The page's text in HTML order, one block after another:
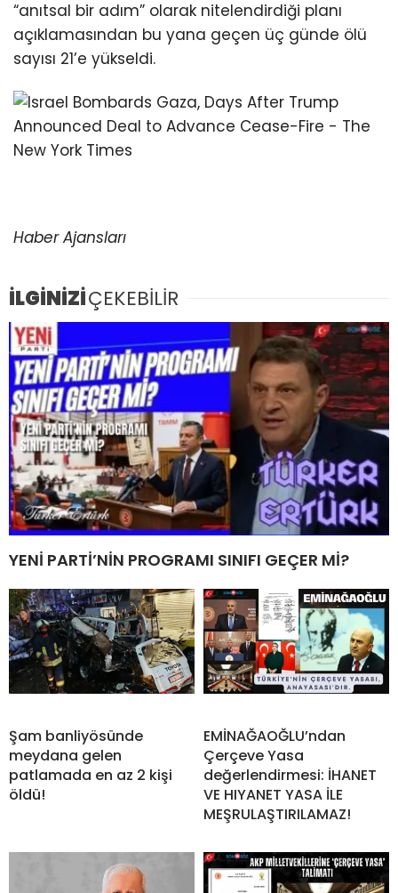
“anıtsal bir adım” olarak nitelendirdiği planı
açıklamasından bu yana geçen üç günde ölü
sayısı 21’e yükseldi.
Haber Ajansları
İLGİNİZİÇEKEBİLİR
YENİ PARTİ’NİN PROGRAMI SINIFI GEÇER Mİ?
Şam banliyösünde
meydana gelen
patlamada en az 2 kişi
öldü!
EMİNAĞAOĞLU’ndan
Çerçeve Yasa
değerlendirmesi: İHANET
VE HIYANET YASA İLE
MEŞRULAŞTIRILAMAZ!